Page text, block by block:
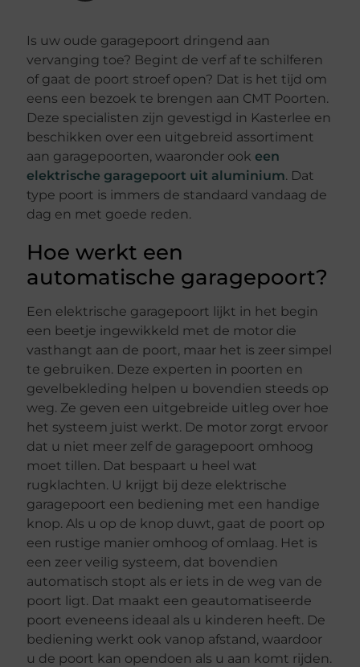
Is uw oude garagepoort dringend aan
vervanging toe? Begint de verf af te schilferen
of gaat de poort stroef open? Dat is het tijd om
eens een bezoek te brengen aan CMT Poorten.
Deze specialisten zijn gevestigd in Kasterlee en
beschikken over een uitgebreid assortiment
aan garagepoorten, waaronder ookeen
elektrische garagepoort uit aluminium. Dat
type poort is immers de standaard vandaag de
dag en met goede reden.
Hoe werkt een
automatische garagepoort?
Een elektrische garagepoort lijkt in het begin
een beetje ingewikkeld met de motor die
vasthangt aan de poort, maar het is zeer simpel
te gebruiken. Deze experten in poorten en
gevelbekleding helpen u bovendien steeds op
weg. Ze geven een uitgebreide uitleg over hoe
het systeem juist werkt. De motor zorgt ervoor
dat u niet meer zelf de garagepoort omhoog
moet tillen. Dat bespaart u heel wat
rugklachten. U krijgt bij deze elektrische
garagepoort een bediening met een handige
knop. Als u op de knop duwt, gaat de poort op
een rustige manier omhoog of omlaag. Het is
een zeer veilig systeem, dat bovendien
automatisch stopt als er iets in de weg van de
poort ligt. Dat maakt een geautomatiseerde
poort eveneens ideaal als u kinderen heeft. De
bediening werkt ook vanop afstand, waardoor
u de poort kan opendoen als u aan komt rijden.